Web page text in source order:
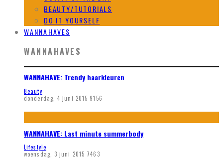
BEAUTY/TUTORIALS
DO IT YOURSELF
WANNAHAVES
WANNAHAVES
WANNAHAVE: Trendy haarkleuren
Beauty
donderdag, 4 juni 2015 9156
WANNAHAVE: Last minute summerbody
Lifestyle
woensdag, 3 juni 2015 7463